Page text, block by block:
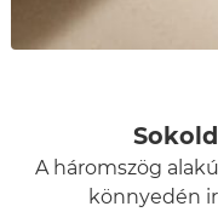
A háromszög
könnyedén